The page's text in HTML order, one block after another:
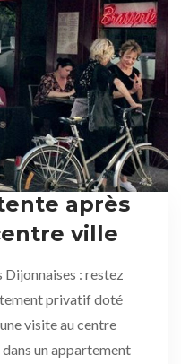
après
ville
: restez
privatif doté
visite au centre
un appartement